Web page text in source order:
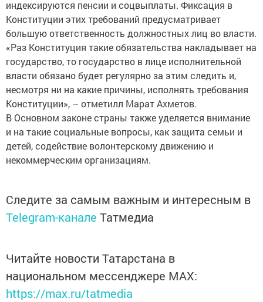
индексируются пенсии и соцвыплаты. Фиксация в
Конституции этих требований предусматривает
большую ответственность должностных лиц во власти.
«Раз Конституция такие обязательства накладывает на
государство, то государство в лице исполнительной
власти обязано будет регулярно за этим следить и,
несмотря ни на какие причины, исполнять требования
Конституции», – отметилл Марат Ахметов.
В Основном законе страны также уделяется внимание
и на такие социальные вопросы, как защита семьи и
детей, содействие волонтерскому движению и
некоммерческим организациям.
Следите за самым важным и интересным в
Telegram-канале Татмедиа
Читайте новости Татарстана в
национальном мессенджере MАХ:
https://max.ru/tatmedia